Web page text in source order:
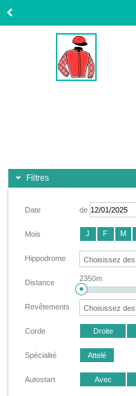
Filtres
Date de
Mois J F M
Hippodrome
Distance 2350m
Revêtements
Corde Droite
Spécialité Attelé
Autostart Avec